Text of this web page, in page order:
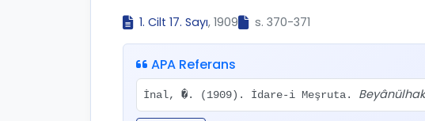
1. Cilt 17. Sayı, 1909 s. 370-371
APA Referans
İnal, �. (1909). İdare-i Meşruta. Beyânülhak